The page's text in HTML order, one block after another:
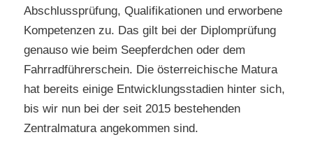
Abschlussprüfung, Qualifikationen und erworbene
Kompetenzen zu. Das gilt bei der Diplomprüfung
genauso wie beim Seepferdchen oder dem
Fahrradführerschein. Die österreichische Matura
hat bereits einige Entwicklungsstadien hinter sich,
bis wir nun bei der seit 2015 bestehenden
Zentralmatura angekommen sind.